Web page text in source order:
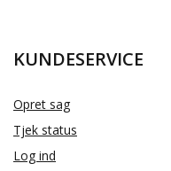
KUNDESERVICE
Opret sag
Tjek status
Log ind